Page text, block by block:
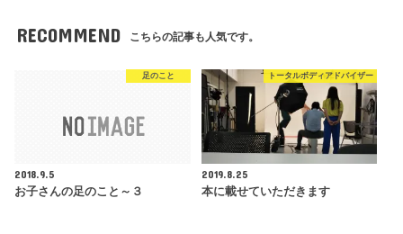
RECOMMEND こちらの記事も人気です。
足のこと
2018.9.5
お子さんの足のこと～３
トータルボディアドバイザー
2019.8.25
本に載せていただきます